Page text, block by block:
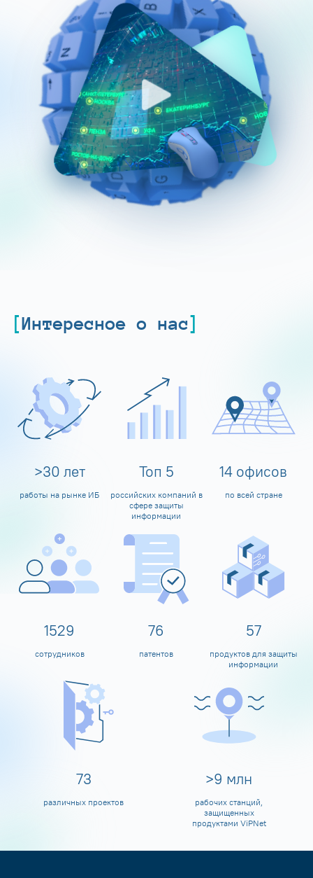
Интересное о нас
>30 лет
работы на рынке ИБ
Топ 5
российских компаний в
сфере защиты
информации
14 офисов
по всей стране
1600
сотрудников
80
патентов
60
продуктов для защиты
информации
80
различных проектов
>10 млн
рабочих станций,
защищенных
продуктами ViPNet